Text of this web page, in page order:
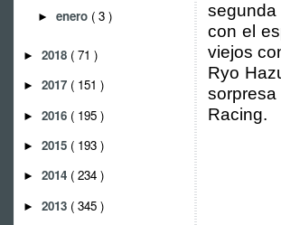
► enero ( 3 )
► 2018 ( 71 )
► 2017 ( 151 )
► 2016 ( 195 )
► 2015 ( 193 )
► 2014 ( 234 )
► 2013 ( 345 )
con el
viejos
Ryo
Racing.